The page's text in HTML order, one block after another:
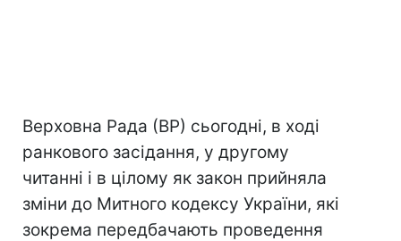
Верховна Рада (ВР) сьогодні, в ході
ранкового засідання, у другому
читанні і в цілому як закон прийняла
зміни до Митного кодексу України, які
зокрема передбачають проведення